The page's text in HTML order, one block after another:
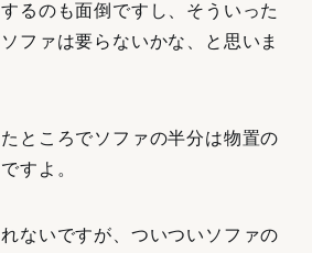
るのも面倒ですし、そういった
ファは要らないかな、と思いま
ところでソファの半分は物置の
すよ。
ないですが、ついついソファの